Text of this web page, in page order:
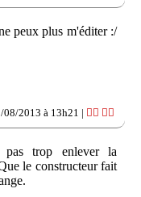
peux plus m'éditer :/
08/2013 à 13h21 | 👍🏽 👎🏽
trop enlever la
le constructeur fait